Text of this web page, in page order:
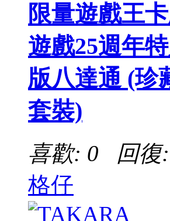
限量遊戲王
遊戲25週年特
版八達通 (珍
套裝)
喜歡: 0 回復:
格仔